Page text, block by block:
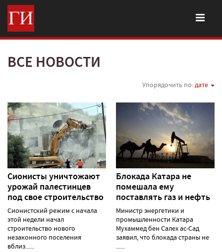
ВСЕ НОВОСТИ
Упорядочить по:дате
Сионисты уничтожают
урожай палестинцев
под свое строительство
Сионистский режим с начала
этой недели начал
строительство нового
незаконного поселения
вблиз......
Блокада Катара не
помешала ему
поставлять газ и нефть
Министр энергетики и
промышленности Катара
Мухаммед бен Салех ас-Сад
заявил, что блокада страны не
......